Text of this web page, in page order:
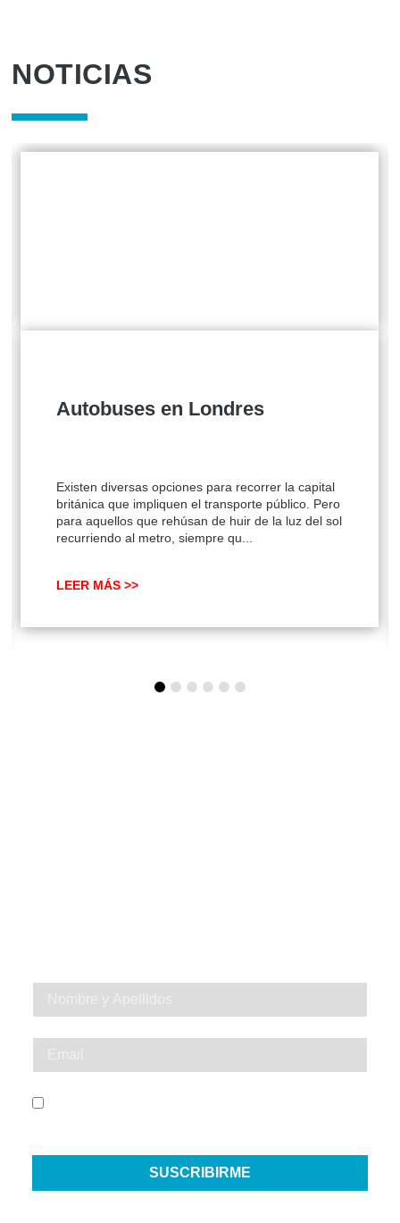
NOTICIAS
Autobuses en Londres
Existen diversas opciones para recorrer la capital
británica que impliquen el transporte público. Pero
para aquellos que rehúsan de huir de la luz del sol
recurriendo al metro, siempre qu...
LEER MÁS >>
SUSCRIBIRME